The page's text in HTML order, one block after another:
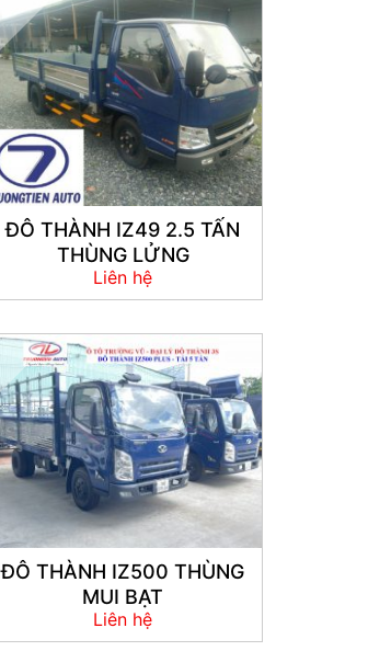
ĐÔ THÀNH IZ49 2.5 TẤN
THÙNG LỬNG
Liên hệ
ĐÔ THÀNH IZ500 THÙNG
MUI BẠT
Liên hệ